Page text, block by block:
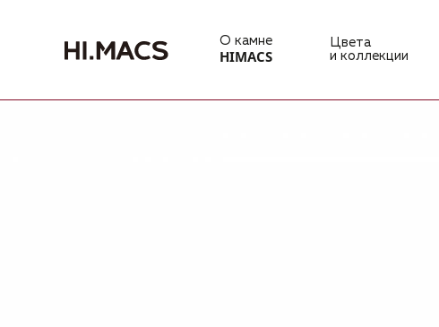
О камне
HIMACS
Цвета
и коллекции